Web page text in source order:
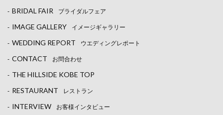
- BRIDAL FAIR ブライダルフェア
- IMAGE GALLERY イメージギャラリー
- WEDDING REPORT ウエディングレポート
- CONTACT お問合わせ
- THE HILLSIDE KOBE TOP
- RESTAURANT レストラン
- INTERVIEW お客様インタビュー